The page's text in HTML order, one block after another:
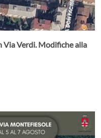
Via Verdi. Modifiche alla